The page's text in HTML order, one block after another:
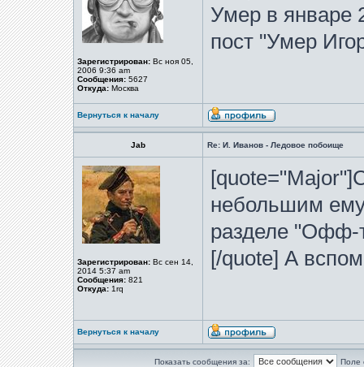
Зарегистрирован: Вс ноя 05,
2006 9:36 am
Сообщения: 5627
Откуда: Москва
Умер в январе
пост "Умер
Вернуться к началу
Jab Re: И. Иванов - Ледовое побоище
Зарегистрирован: Вс сен 14,
2014 5:37 am
Сообщения: 821
Откуда: 1rq
небольшим
разделе "Офф-
[/quote] А
Вернуться к началу
Показать сообщения за: Поле